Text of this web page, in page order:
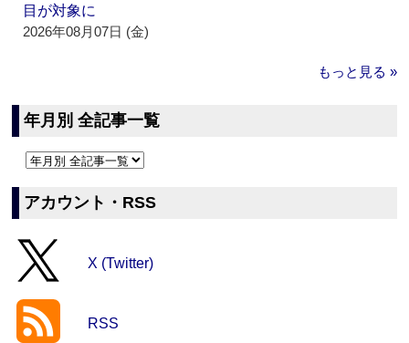
目が対象に
2026年08月07日 (金)
もっと見る »
年月別 全記事一覧
アカウント・RSS
X (Twitter)
RSS